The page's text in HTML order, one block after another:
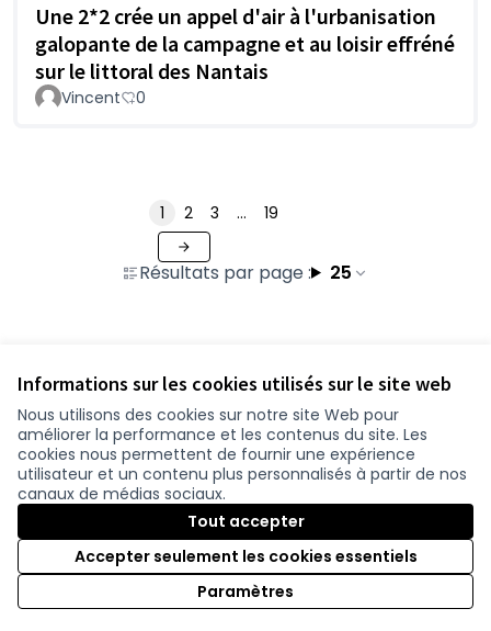
Informations sur les cookies utilisés sur le site web
Nous utilisons des cookies sur notre site Web pour
améliorer la performance et les contenus du site. Les
cookies nous permettent de fournir une expérience
utilisateur et un contenu plus personnalisés à partir de nos
canaux de médias sociaux.
Tout accepter
Accepter seulement les cookies essentiels
Paramètres
Une 2*2 crée un appel d'air à l'urbanisation
galopante de la campagne et au loisir effréné
sur le littoral des Nantais
Vincent 0
Résultats par page : 25
1 2 3 … 19
Conditions d'utilisation
Paramètres des cookies
participer.loire-atlantique.fr sur Facebook
(Nouvelle fenêtre)
participer.loire-atlantique.fr sur Instagram
(Nouvelle fenêtre)
participer.loire-atlantique.fr sur YouTube
(Nouvelle fenêtre)
Site réalisé grâce aulogiciel libre Decidim
(Nouvelle fenêtre)
.
Licence
(Nouvelle